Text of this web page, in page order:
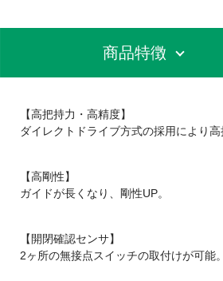
商品特徴
【高把持力・高精度】
ダイレクトドライブ方式の採用により高
【高剛性】
ガイドが長くなり、剛性UP。
【開閉確認センサ】
2ヶ所の無接点スイッチの取付けが可能